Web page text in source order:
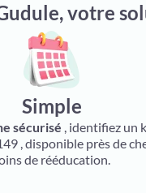
votre
Simple
sécurisé , identifiez un
, disponible près de
de rééducation.